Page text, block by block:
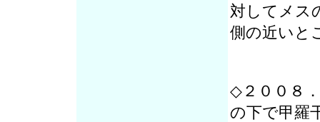
対してメス
側の近いと
◇２００８
の下で甲羅